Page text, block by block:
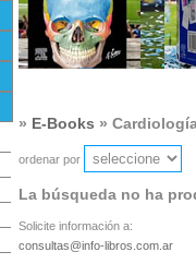
» E-Books »
ordenar por
La búsqueda no ha
Solicite información a:
consultas@info-libros.com.ar